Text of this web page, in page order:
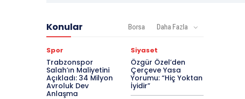
Konular Borsa Daha Fazla
Spor
Trabzonspor
Salah’ın Maliyetini
Açıkladı: 34 Milyon
Avroluk Dev
Anlaşma
Siyaset
Özgür Özel’den
Çerçeve Yasa
Yorumu: “Hiç Yoktan
İyidir”